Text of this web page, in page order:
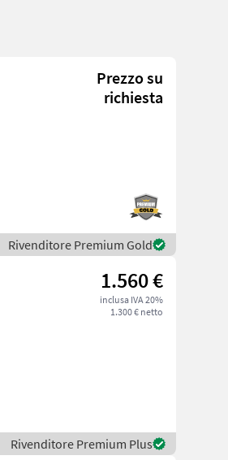
Prezzo su
richiesta
Rivenditore Premium Gold
1.560 €
inclusa IVA 20%
1.300 € netto
Rivenditore Premium Plus